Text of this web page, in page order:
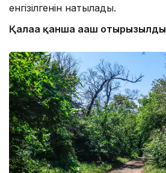
енгізілгенін нақтылады.
Қалаға қанша ағаш отырғызылды